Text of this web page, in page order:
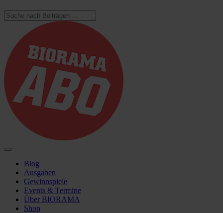
Blog
Ausgaben
Gewinnspiele
Events & Termine
Über BIORAMA
Shop